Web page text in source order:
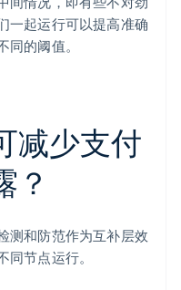
一起运行可以提高准确
的阈值。
减少支付
？
测和防范作为互补层效
节点运行。